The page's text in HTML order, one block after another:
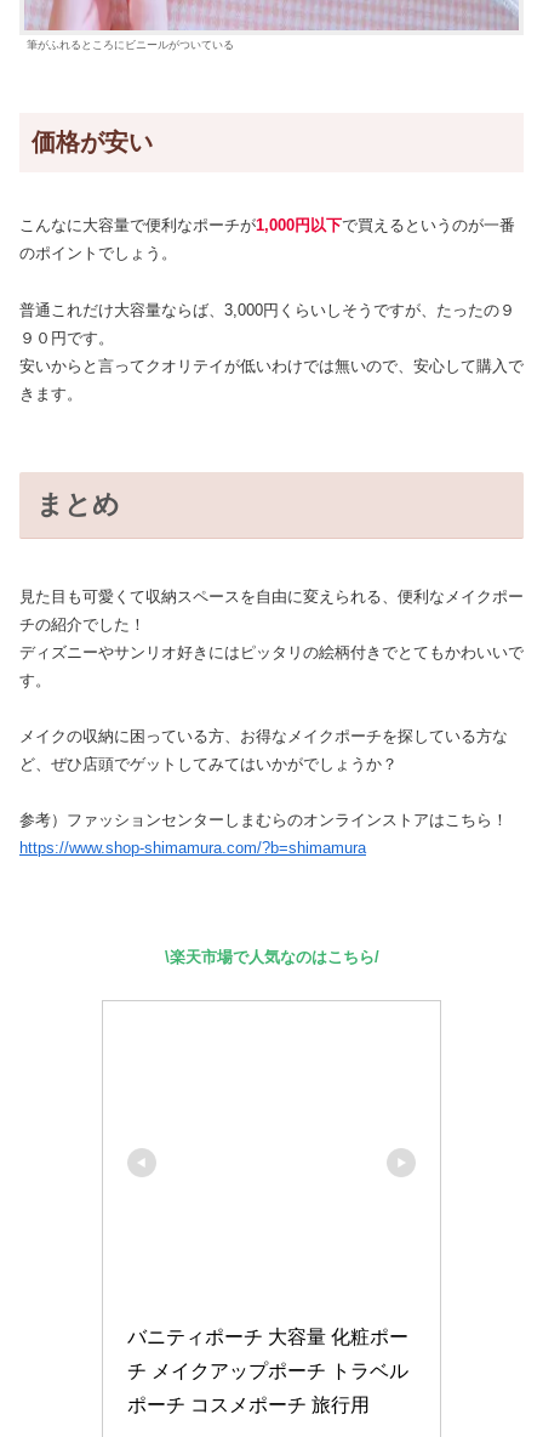
筆がふれるところにビニールがついている
価格が安い
こんなに大容量で便利なポーチが1,000円以下で買えるというのが一番
のポイントでしょう。
普通これだけ大容量ならば、3,000円くらいしそうですが、たったの９
９０円です。
安いからと言ってクオリテイが低いわけでは無いので、安心して購入で
きます。
まとめ
見た目も可愛くて収納スペースを自由に変えられる、便利なメイクポー
チの紹介でした！
ディズニーやサンリオ好きにはピッタリの絵柄付きでとてもかわいいで
す。
メイクの収納に困っている方、お得なメイクポーチを探している方な
ど、ぜひ店頭でゲットしてみてはいかがでしょうか？
参考）ファッションセンターしまむらのオンラインストアはこちら！
https://www.shop-shimamura.com/?b=shimamura
\楽天市場で人気なのはこちら/
バニティポーチ 大容量 化粧ポー
チ メイクアップポーチ トラベル
ポーチ コスメポーチ 旅行用